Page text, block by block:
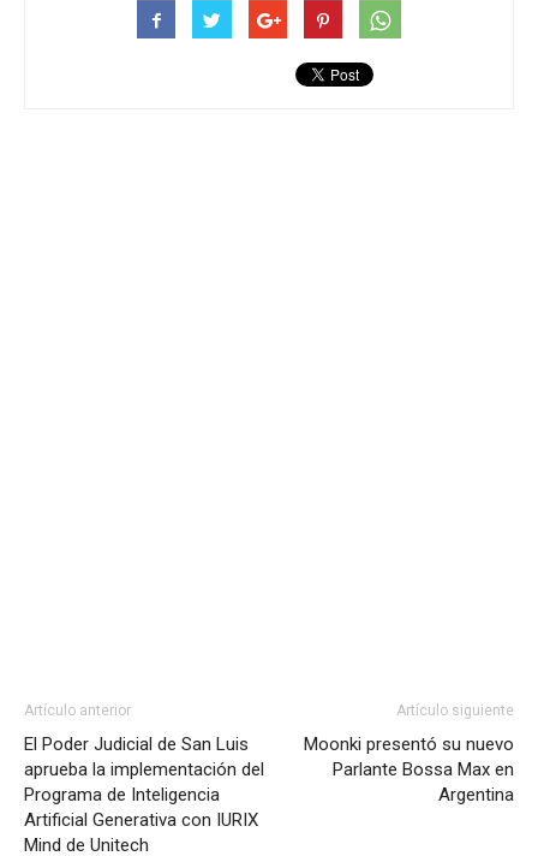
Artículo anterior
El Poder Judicial de San Luis
aprueba la implementación del
Programa de Inteligencia
Artificial Generativa con IURIX
Mind de Unitech
Artículo siguiente
Moonki presentó su nuevo
Parlante Bossa Max en
Argentina